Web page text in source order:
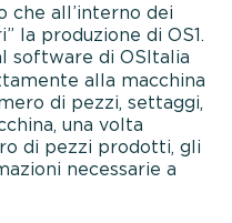
che all’interno dei
la produzione di OS1.
software di OSItalia
alla macchina
di pezzi, settaggi,
una volta
di pezzi prodotti, gli
necessarie a